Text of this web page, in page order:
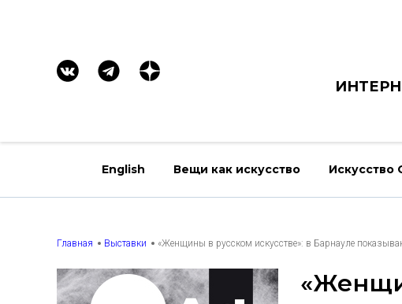
English Вещи как искусство Искусство
Главная Выставки «Женщины в русском искусстве»: в Барнауле